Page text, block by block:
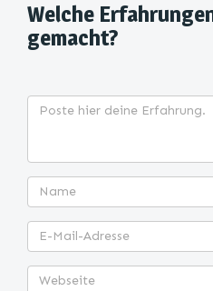
Welche
gemacht?